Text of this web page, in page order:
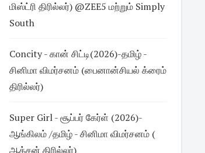
மிஸ்ட்ரி திரில்லர்) @ZEE5 மற்றும் Simply
South
Concity - கான் சிட்டி(2026)-தமிழ் -
சினிமா விமர்சனம் (பைனான்சியல் க்ரைம்
திரில்லர்)
Super Girl - சூப்பர் கேர்ள் (2026)-
ஆங்கிலம் /தமிழ் - சினிமா விமர்சனம் (
ஆக்சன் திரில்லர்)